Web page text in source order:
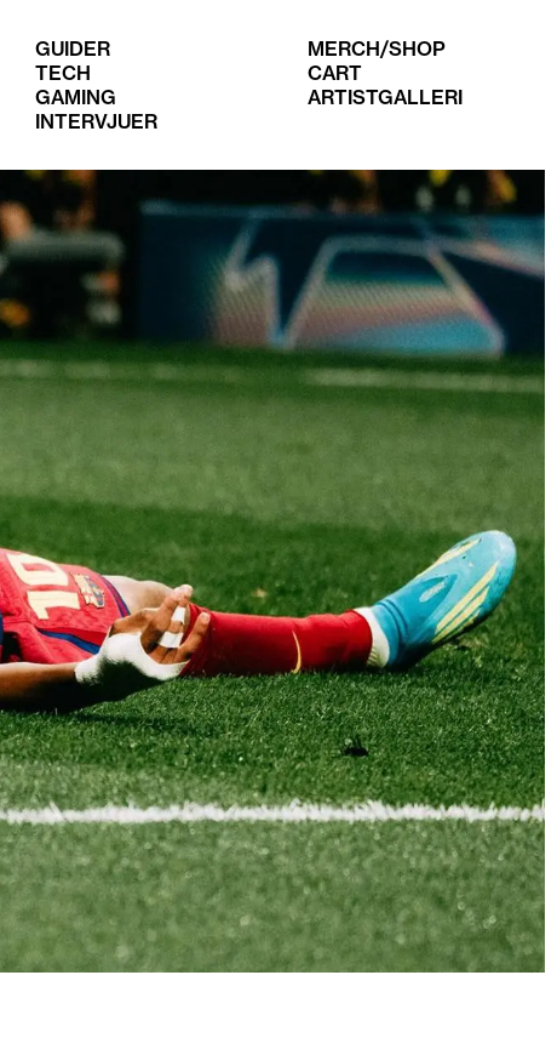
GUIDER
TECH
GAMING
INTERVJUER
MERCH/SHOP
CART
ARTISTGALLERI